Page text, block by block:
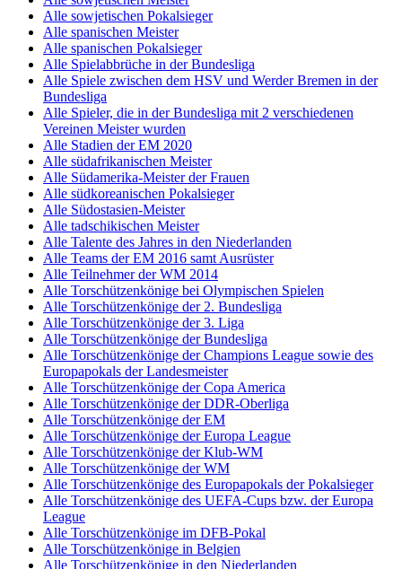
Alle sowjetischen Pokalsieger
Alle spanischen Meister
Alle spanischen Pokalsieger
Alle Spielabbrüche in der Bundesliga
Alle Spiele zwischen dem HSV und Werder Bremen in der
Bundesliga
Alle Spieler, die in der Bundesliga mit 2 verschiedenen
Vereinen Meister wurden
Alle Stadien der EM 2020
Alle südafrikanischen Meister
Alle Südamerika-Meister der Frauen
Alle südkoreanischen Pokalsieger
Alle Südostasien-Meister
Alle tadschikischen Meister
Alle Talente des Jahres in den Niederlanden
Alle Teams der EM 2016 samt Ausrüster
Alle Teilnehmer der WM 2014
Alle Torschützenkönige bei Olympischen Spielen
Alle Torschützenkönige der 2. Bundesliga
Alle Torschützenkönige der 3. Liga
Alle Torschützenkönige der Bundesliga
Alle Torschützenkönige der Champions League sowie des
Europapokals der Landesmeister
Alle Torschützenkönige der Copa America
Alle Torschützenkönige der DDR-Oberliga
Alle Torschützenkönige der EM
Alle Torschützenkönige der Europa League
Alle Torschützenkönige der Klub-WM
Alle Torschützenkönige der WM
Alle Torschützenkönige des Europapokals der Pokalsieger
Alle Torschützenkönige des UEFA-Cups bzw. der Europa
League
Alle Torschützenkönige im DFB-Pokal
Alle Torschützenkönige in Belgien
Alle Torschützenkönige in den Niederlanden